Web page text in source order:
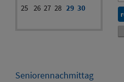
25 26 27 28 29 30
Seniorennachmittag